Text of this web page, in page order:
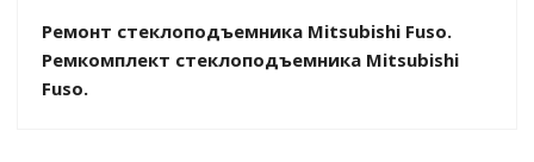
Ремонт стеклоподъемника Mitsubishi Fuso.
Ремкомплект стеклоподъемника Mitsubishi
Fuso.